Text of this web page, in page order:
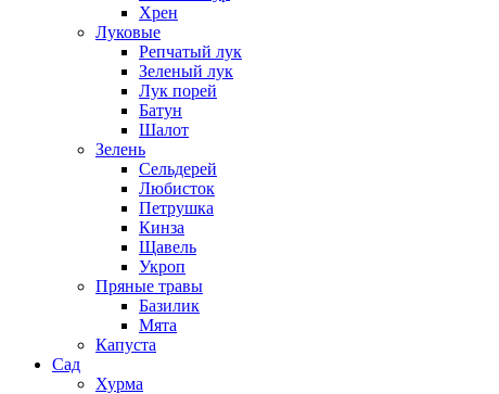
Хрен
Луковые
Репчатый лук
Зеленый лук
Лук порей
Батун
Шалот
Зелень
Сельдерей
Любисток
Петрушка
Кинза
Щавель
Укроп
Пряные травы
Базилик
Мята
Капуста
Сад
Хурма